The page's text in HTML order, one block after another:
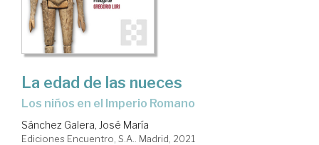
La edad de las nueces
los niños en el Imperio Romano
Sánchez Galera, José María
Ediciones Encuentro, S.A.. Madrid, 2021